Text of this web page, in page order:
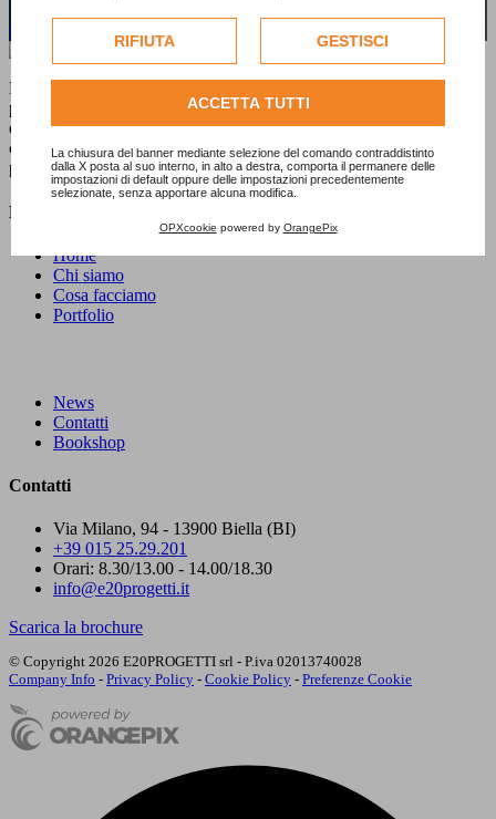
esclusivamente previa acquisizione del consenso
RIFIUTA GESTISCI
ACCETTA TUTTI
La chiusura del banner mediante selezione del comando contraddistinto
dalla X posta al suo interno, in alto a destra, comporta il permanere delle
impostazioni di default oppure delle impostazioni precedentemente
selezionate, senza apportare alcuna modifica.
OPXcookie powered by OrangePix
Contattaci subito!
Dal 1992
promozione, nella realizzazione di materiali e nell'ideazione di
eventi, mostre e libri per enti pubblici e aziende private. Un'attività
che da sempre svolge dedicando grande attenzione al territorio
piemontese nel suo insieme produttivo e culturale.
Menu
Home
Chi siamo
Cosa facciamo
Portfolio
News
Contatti
Bookshop
Contatti
Via Milano, 94 - 13900 Biella (BI)
+39 015 25.29.201
Orari: 8.30/13.00 - 14.00/18.30
info@e20progetti.it
Scarica la brochure
© Copyright 2026 E20PROGETTI srl - P.iva 02013740028
Company Info - Privacy Policy - Cookie Policy - Preferenze Cookie